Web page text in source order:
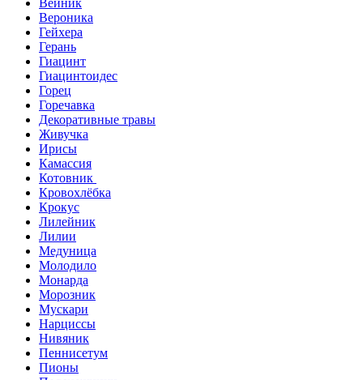
Вейник
Вероника
Гейхера
Герань
Гиацинт
Гиацинтоидес
Горец
Горечавка
Декоративные травы
Живучка
Ирисы
Камассия
Котовник
Кровохлёбка
Крокус
Лилейник
Лилии
Медуница
Молодило
Монарда
Морозник
Мускари
Нарциссы
Нивяник
Пеннисетум
Пионы